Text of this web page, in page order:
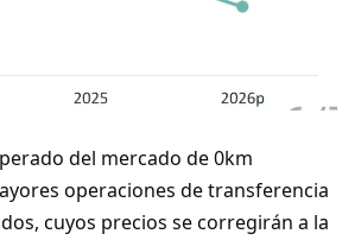
del mercado de 0km
operaciones de transferencia
cuyos precios se corregirán a la